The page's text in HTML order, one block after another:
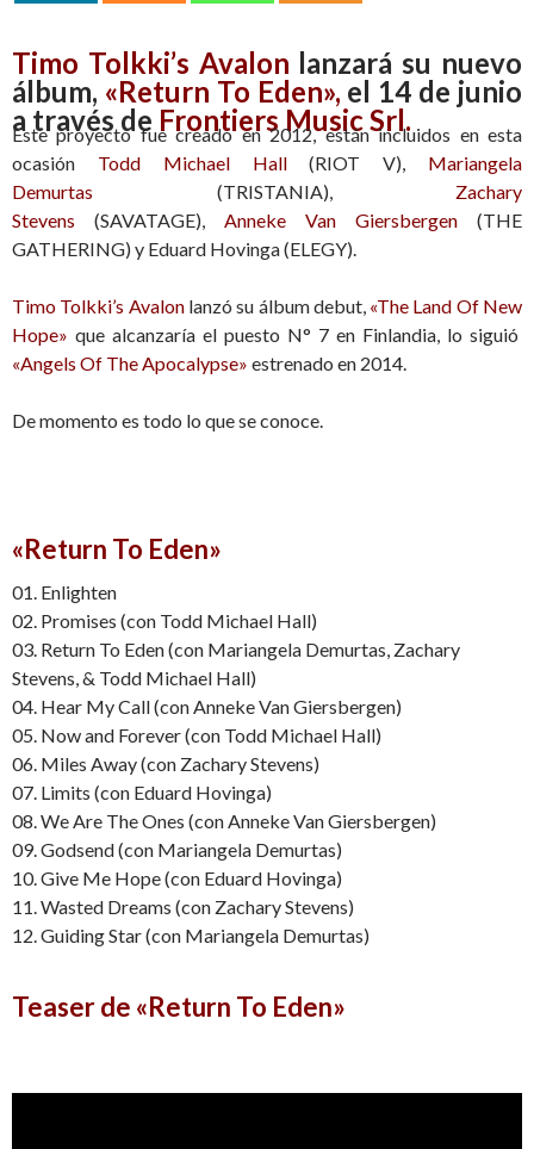
Timo Tolkki’s Avalon lanzará su nuevo
álbum, «Return To Eden», el 14 de junio
a través de Frontiers Music Srl.
Este proyecto fue creado en 2012, están incluidos en esta
ocasión Todd Michael Hall(RIOT V), Mariangela
Demurtas (TRISTANIA), Zachary
Stevens (SAVATAGE), Anneke Van Giersbergen (THE
GATHERING) y Eduard Hovinga (ELEGY).
Timo Tolkki’s Avalonlanzó su álbum debut, «The Land Of New
Hope» que alcanzaría el puesto N° 7 en Finlandia, lo siguió
«Angels Of The Apocalypse» estrenado en 2014.
De momento es todo lo que se conoce.
«Return To Eden»
01. Enlighten
02. Promises (con Todd Michael Hall)
03. Return To Eden (con Mariangela Demurtas, Zachary
Stevens, & Todd Michael Hall)
04. Hear My Call (con Anneke Van Giersbergen)
05. Now and Forever (con Todd Michael Hall)
06. Miles Away (con Zachary Stevens)
07. Limits (con Eduard Hovinga)
08. We Are The Ones (con Anneke Van Giersbergen)
09. Godsend (con Mariangela Demurtas)
10. Give Me Hope (con Eduard Hovinga)
11. Wasted Dreams (con Zachary Stevens)
12. Guiding Star (con Mariangela Demurtas)
Teaser de «Return To Eden»